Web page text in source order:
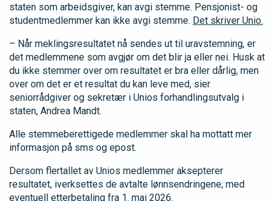
staten som arbeidsgiver, kan avgi stemme. Pensjonist- og
studentmedlemmer kan ikke avgi stemme. Det skriver Unio.
– Når meklingsresultatet nå sendes ut til uravstemning, er
det medlemmene som avgjør om det blir ja eller nei. Husk at
du ikke stemmer over om resultatet er bra eller dårlig, men
over om det er et resultat du kan leve med, sier
seniorrådgiver og sekretær i Unios forhandlingsutvalg i
staten, Andrea Mandt.
Alle stemmeberettigede medlemmer skal ha mottatt mer
informasjon på sms og epost.
Dersom flertallet av Unios medlemmer aksepterer
resultatet, iverksettes de avtalte lønnsendringene, med
eventuell etterbetaling fra 1. mai 2026.